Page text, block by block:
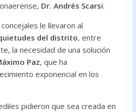
Dr. Andrés Scarsi.
le llevaron al
del distrito, entre
la necesidad de una solución
Paz, que ha
exponencial en los
pidieron que sea creada en